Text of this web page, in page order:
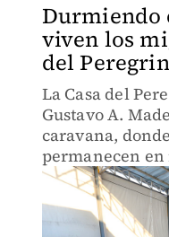
Durmiendo
viven los
del
La Casa del
Gustavo A.
caravana,
permanecen
destino